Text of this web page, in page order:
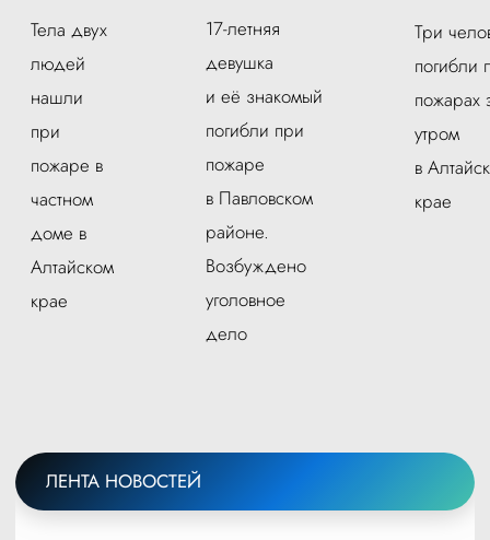
Тела двух
людей
нашли
при
пожаре в
частном
доме в
Алтайском
крае
17-летняя
девушка
и её знакомый
погибли при
пожаре
в Павловском
районе.
Возбуждено
уголовное
дело
Три
погибли
пожарах
утром
в
крае
ЛЕНТА НОВОСТЕЙ